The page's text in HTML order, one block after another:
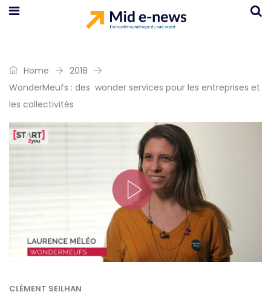
Home
2018
WonderMeufs : des wonder services pour les entreprises et
les collectivités
CLÉMENT SEILHAN